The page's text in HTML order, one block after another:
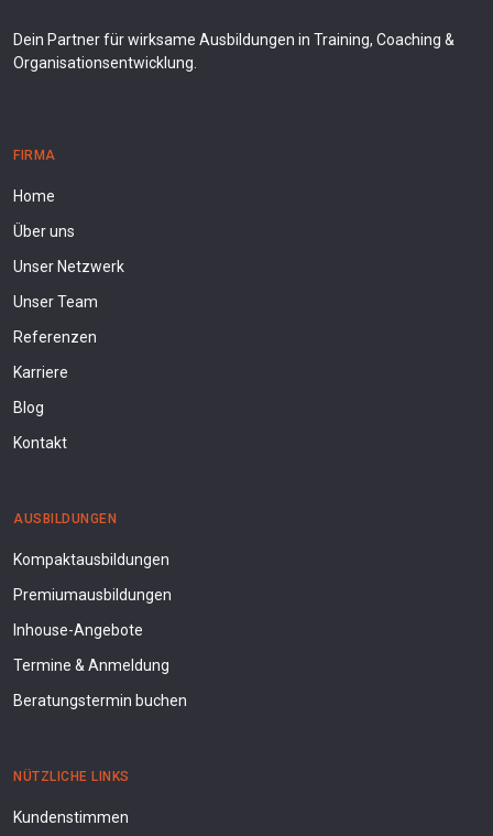
Dein Partner für wirksame Ausbildungen in Training, Coaching &
Organisationsentwicklung.
FIRMA
Home
Über uns
Unser Netzwerk
Unser Team
Referenzen
Karriere
Blog
Kontakt
AUSBILDUNGEN
Kompaktausbildungen
Premiumausbildungen
Inhouse-Angebote
Termine & Anmeldung
Beratungstermin buchen
NÜTZLICHE LINKS
Kundenstimmen